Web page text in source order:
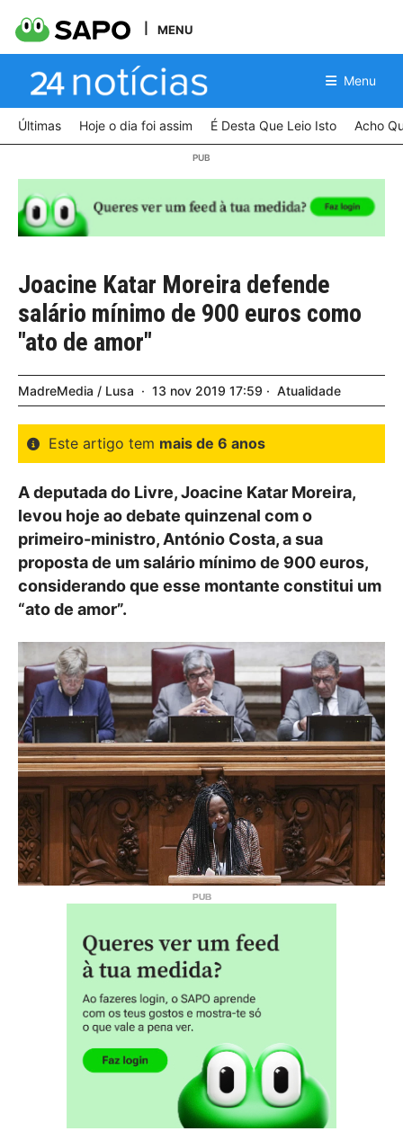
MENU
Menu
Últimas Hoje o dia foi assim É Desta Que Leio Isto Acho
Joacine Katar Moreira defende
salário mínimo de 900 euros como
"ato de amor"
MadreMedia / Lusa 13 nov 2019 17:59 Atualidade
Este artigo tem mais de 6 anos
A deputada do Livre, Joacine Katar Moreira,
levou hoje ao debate quinzenal com o
primeiro-ministro, António Costa, a sua
proposta de um salário mínimo de 900 euros,
considerando que esse montante constitui um
“ato de amor”.